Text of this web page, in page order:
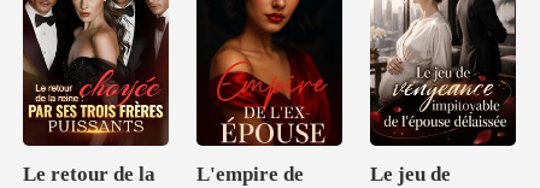
Le retour de la
L'empire de
Le jeu de